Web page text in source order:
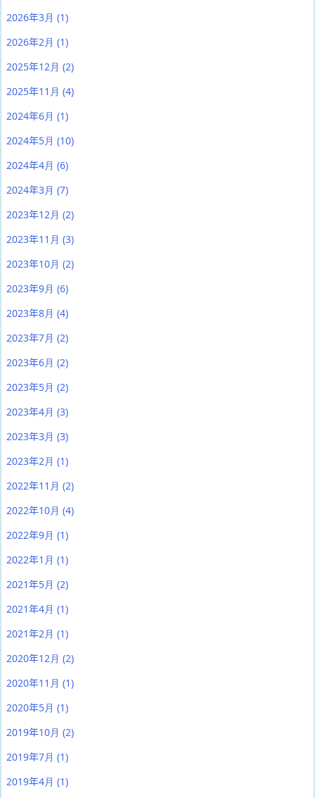
2026年3月 (1)
2026年2月 (1)
2025年12月 (2)
2025年11月 (4)
2024年6月 (1)
2024年5月 (10)
2024年4月 (6)
2024年3月 (7)
2023年12月 (2)
2023年11月 (3)
2023年10月 (2)
2023年9月 (6)
2023年8月 (4)
2023年7月 (2)
2023年6月 (2)
2023年5月 (2)
2023年4月 (3)
2023年3月 (3)
2023年2月 (1)
2022年11月 (2)
2022年10月 (4)
2022年9月 (1)
2022年1月 (1)
2021年5月 (2)
2021年4月 (1)
2021年2月 (1)
2020年12月 (2)
2020年11月 (1)
2020年5月 (1)
2019年10月 (2)
2019年7月 (1)
2019年4月 (1)